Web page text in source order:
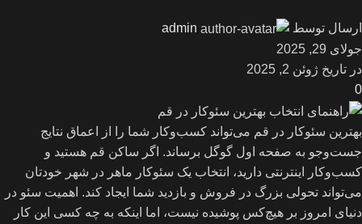
ارسال توسط
admin
جولای 29, 2025
در تاریخ ژوئن 2, 2025
0
بهترین سئوکار در قم می‌تواند کسب‌وکار شما را از اعماق نتایج
جست‌وجو به صفحه اول گوگل برساند. اگر ساکن قم هستید و
کسب‌وکار اینترنتی دارید، انتخاب یک سئوکار ماهر در شهر خودتان
می‌تواند تحولی بزرگ در فروش و بازدید شما ایجاد کند. اهمیت سئو در
دنیای امروز بر هیچ‌کس پوشیده نیست، اما اینکه به چه کسی این کار